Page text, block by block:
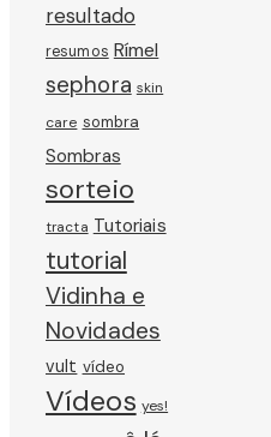
resultado
resumos Rímel
sephora skin
care sombra
Sombras
sorteio
tracta Tutoriais
tutorial
Vidinha e
Novidades
vult vídeo
Vídeos yes!